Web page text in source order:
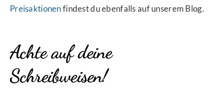
Preisaktionenfindest du ebenfalls auf unserem Blog.
Achte auf deine
Schreibweisen!